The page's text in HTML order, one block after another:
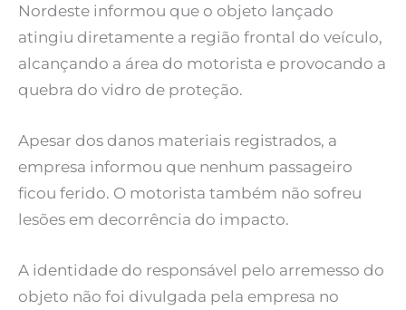
Nordeste informou que o objeto lançado
atingiu diretamente a região frontal do veículo,
alcançando a área do motorista e provocando a
quebra do vidro de proteção.
Apesar dos danos materiais registrados, a
empresa informou que nenhum passageiro
ficou ferido. O motorista também não sofreu
lesões em decorrência do impacto.
A identidade do responsável pelo arremesso do
objeto não foi divulgada pela empresa no